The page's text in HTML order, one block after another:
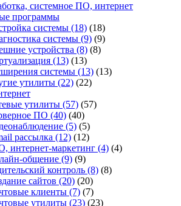
системное ПО, интернет
программы
системы (18) (18)
системы (9) (9)
устройства (8) (8)
(13) (13)
системы (13) (13)
утилиты (22) (22)
утилиты (57) (57)
ПО (40) (40)
(5) (5)
рассылка (12) (12)
интернет-маркетинг (4) (4)
общение (9) (9)
контроль (8) (8)
сайтов (20) (20)
клиенты (7) (7)
утилиты (23) (23)